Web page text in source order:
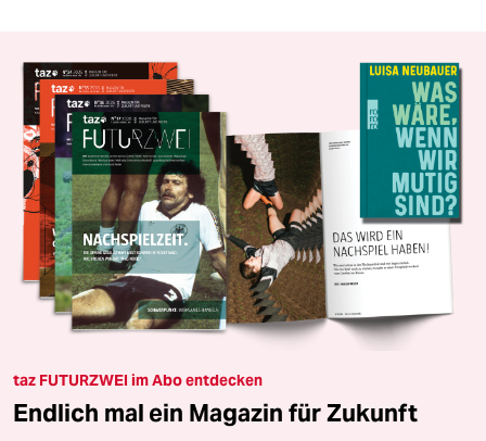
taz FUTURZWEI im Abo entdecken
Endlich mal ein Magazin für Zukunft